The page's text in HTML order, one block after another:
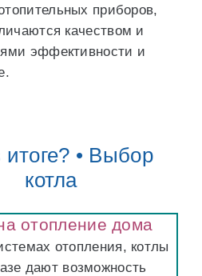
приборов,
качеством и
эффективности и
итоге? • Выбор
котла
отопление дома
отопления, котлы
дают возможность